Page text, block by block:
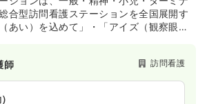
合型訪問看護ステーションを全国展開す
あい）を込めて」・「アイズ（観察眼）
自宅で過ごしたい、というご利用者さ
に寄り添った看護・サービスを大切にし
師 訪問看護